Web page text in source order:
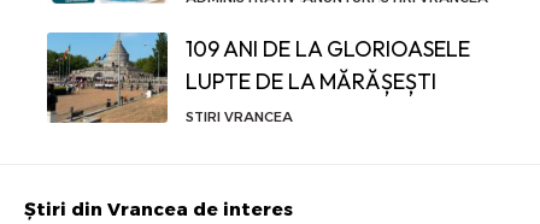
109 ANI DE LA GLORIOASELE
LUPTE DE LA MĂRĂȘEȘTI
STIRI VRANCEA
Știri din Vrancea de interes